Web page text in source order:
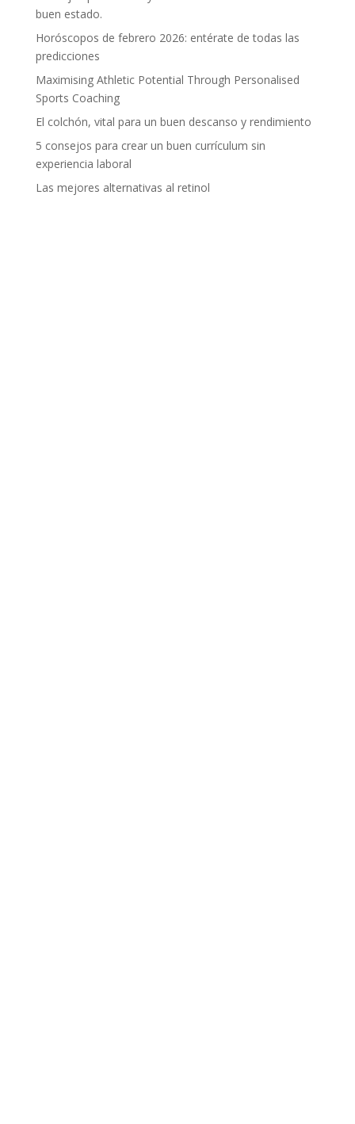
buen estado.
Horóscopos de febrero 2026: entérate de todas las
predicciones
Maximising Athletic Potential Through Personalised
Sports Coaching
El colchón, vital para un buen descanso y rendimiento
5 consejos para crear un buen currículum sin
experiencia laboral
Las mejores alternativas al retinol